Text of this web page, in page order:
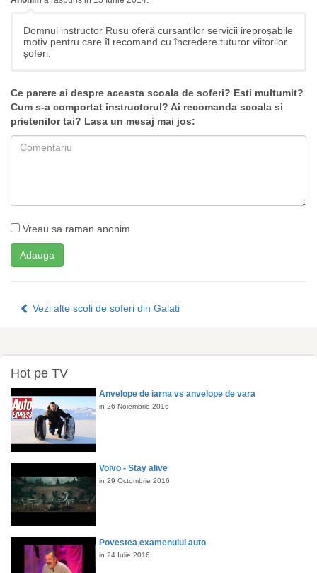
Domnul instructor Rusu oferă cursanților servicii ireproșabile
motiv pentru care îl recomand cu încredere tuturor viitorilor
șoferi.
Ce parere ai despre aceasta scoala de soferi? Esti multumit?
Cum s-a comportat instructorul? Ai recomanda scoala si
prietenilor tai? Lasa un mesaj mai jos:
Vreau sa raman anonim
Vezi alte scoli de soferi din Galati
Hot pe TV
Anvelope de iarna vs anvelope de vara
in 26 Noiembrie 2016
Volvo - Stay alive
in 29 Octombrie 2016
Povestea examenului auto
in 24 Iulie 2016